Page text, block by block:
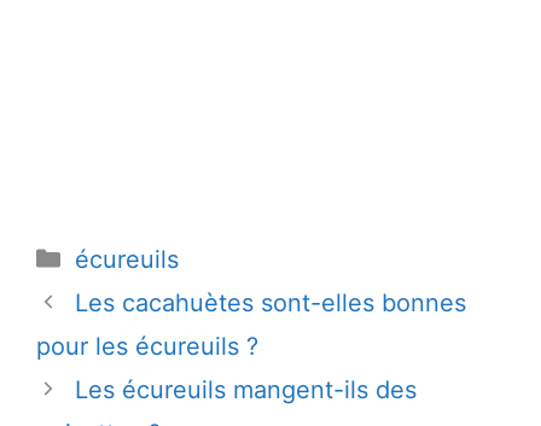
Catégories
écureuils
Les cacahuètes sont-elles bonnes
pour les écureuils ?
Les écureuils mangent-ils des